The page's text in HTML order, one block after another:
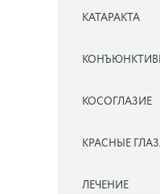
КАТАРАКТА
КОСОГЛАЗИЕ
КРАСНЫЕ
ЛЕЧЕНИЕ